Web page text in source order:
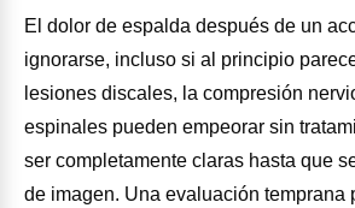
El dolor de espalda después de un
ignorarse, incluso si al principio
lesiones discales, la compresión
espinales pueden empeorar sin
ser completamente claras hasta que
de imagen. Una evaluación temprana